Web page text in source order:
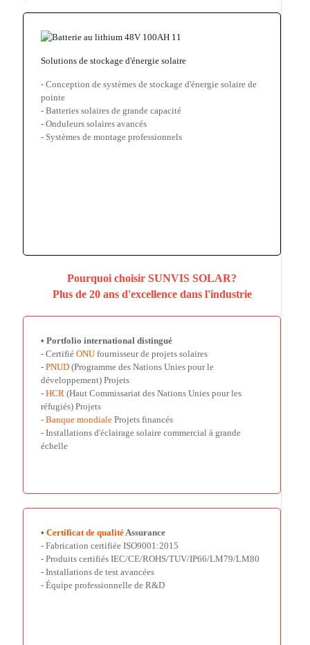
Solutions de stockage d'énergie solaire
- Conception de systèmes de stockage d'énergie solaire de
pointe
- Batteries solaires de grande capacité
- Onduleurs solaires avancés
- Systèmes de montage professionnels
Pourquoi choisir SUNVIS SOLAR?
Plus de 20 ans d'excellence dans l'industrie
• Portfolio international distingué
- Certifié ONU fournisseur de projets solaires
- PNUD (Programme des Nations Unies pour le
développement) Projets
- HCR (Haut Commissariat des Nations Unies pour les
réfugiés) Projets
- Banque mondiale Projets financés
- Installations d'éclairage solaire commercial à grande
échelle
• Certificat de qualitéAssurance
- Fabrication certifiée ISO9001:2015
- Produits certifiés IEC/CE/ROHS/TUV/IP66/LM79/LM80
- Installations de test avancées
- Équipe professionnelle de R&D